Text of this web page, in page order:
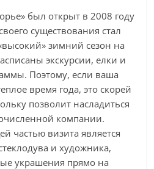
был открыт в 2008 году
существования стал
зимний сезон на
экскурсии, елки и
Поэтому, если ваша
время года, это скорей
позволит насладиться
компании.
частью визита является
и художника,
украшения прямо на